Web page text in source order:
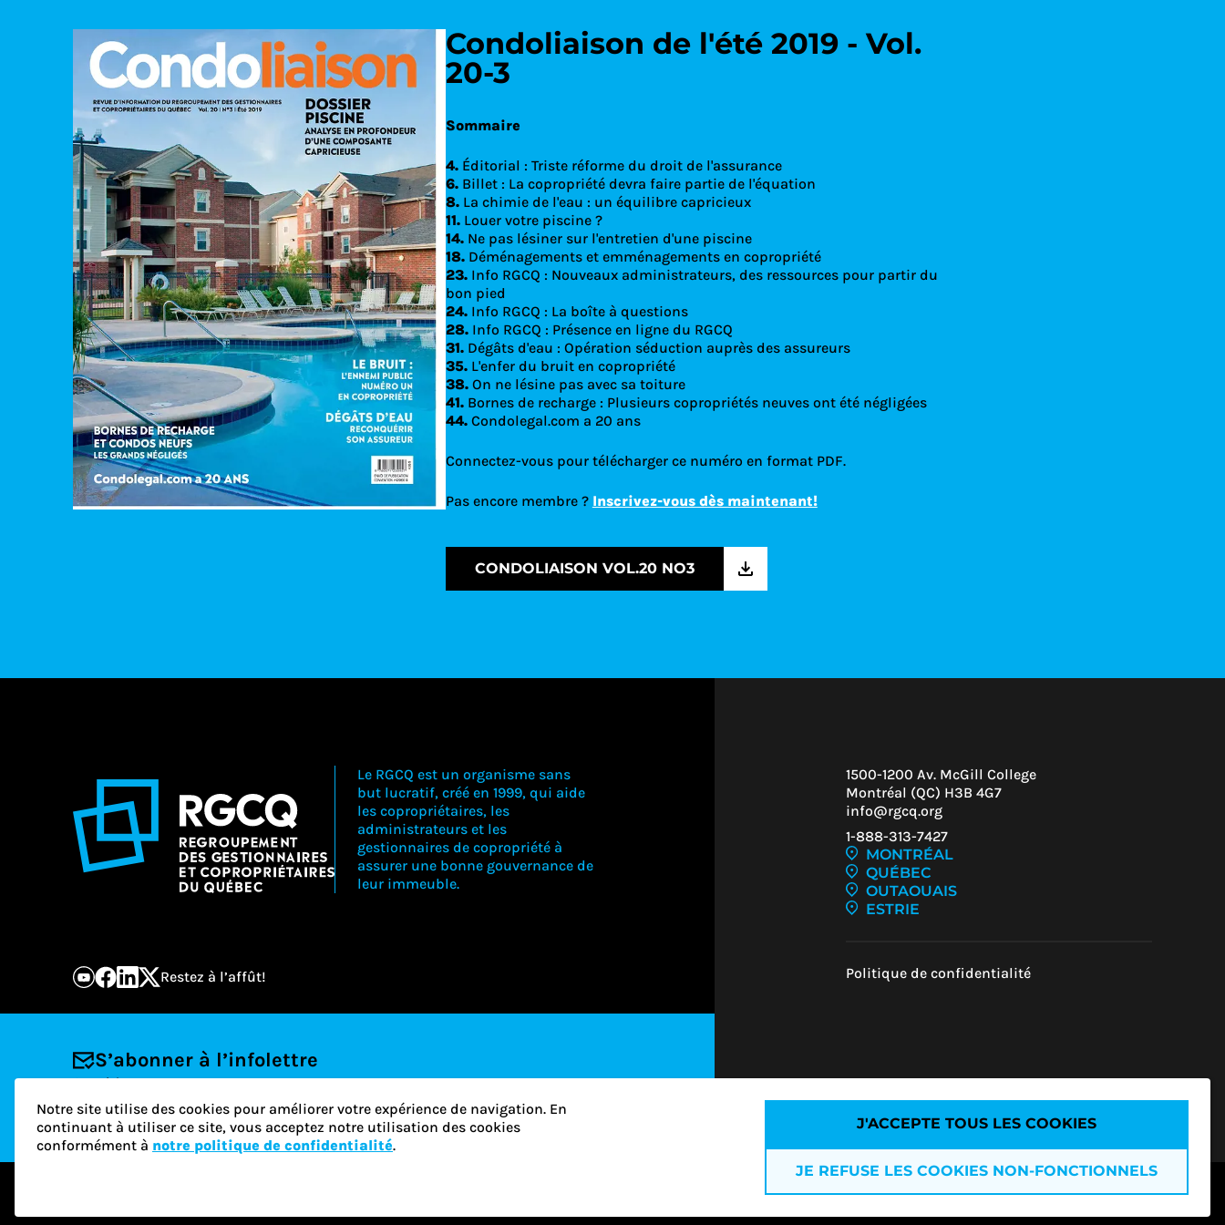
Condoliaison de l'été 2019 - Vol.
20-3
Sommaire
4.Éditorial : Triste réforme du droit de l'assurance
6.Billet : La copropriété devra faire partie de l'équation
8.La chimie de l'eau : un équilibre capricieux
11.Louer votre piscine ?
14.Ne pas lésiner sur l'entretien d'une piscine
18.Déménagements et emménagements en copropriété
23.Info RGCQ : Nouveaux administrateurs, des ressources pour partir du
bon pied
24.Info RGCQ : La boîte à questions
28.Info RGCQ : Présence en ligne du RGCQ
31.Dégâts d'eau : Opération séduction auprès des assureurs
35.L'enfer du bruit en copropriété
38.On ne lésine pas avec sa toiture
41.Bornes de recharge : Plusieurs copropriétés neuves ont été négligées
44.Condolegal.com a 20 ans
Connectez-vous pour télécharger ce numéro en format PDF.
Pas encore membre ? Inscrivez-vous dès maintenant!
CONDOLIAISON VOL.20 NO3
CONNECTEZ-
êtes membre du RGCQ?
Notre site utilise des cookies pour améliorer votre expérience de navigation. En
continuant à utiliser ce site, vous acceptez notre utilisation des cookies
conformément à notre politique de confidentialité.
J'ACCEPTE TOUS LES COOKIES
JE REFUSE LES COOKIES NON-FONCTIONNELS
Le RGCQ est un organisme sans
but lucratif, créé en 1999, qui aide
les copropriétaires, les
administrateurs et les
gestionnaires de copropriété à
assurer une bonne gouvernance de
leur immeuble.
Restez à l’affût!
S’abonner à l’infolettre
Courriel
S'ABONNER
1500-1200 Av. McGill College
Montréal (QC) H3B 4G7
info@rgcq.org
1-888-313-7427
MONTRÉAL
QUÉBEC
OUTAOUAIS
ESTRIE
Politique de confidentialité